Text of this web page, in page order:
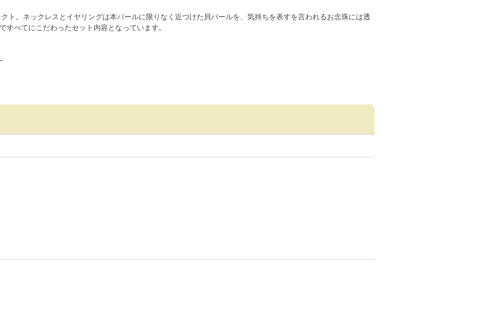
ト。ネックレスとイヤリングは本パールに限りなく近づけた貝パールを、気持ちを表すを言われるお念珠には透
べてにこだわったセット内容となっています。